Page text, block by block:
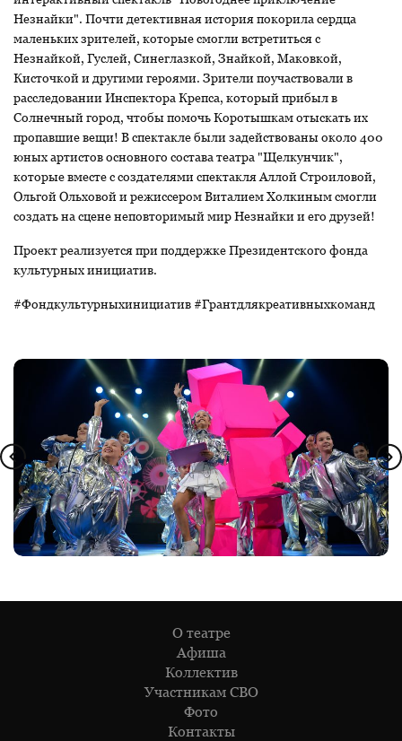
Незнайки". Почти детективная история покорила сердца
маленьких зрителей, которые смогли встретиться с
Незнайкой, Гуслей, Синеглазкой, Знайкой, Маковкой,
Кисточкой и другими героями. Зрители поучаствовали в
расследовании Инспектора Крепса, который прибыл в
Солнечный город, чтобы помочь Коротышкам отыскать их
пропавшие вещи! В спектакле были задействованы около 400
юных артистов основного состава театра "Щелкунчик",
которые вместе с создателями спектакля Аллой Строиловой,
Ольгой Ольховой и режиссером Виталием Холкиным смогли
создать на сцене неповторимый мир Незнайки и его друзей!
Проект реализуется при поддержке Президентского фонда
культурных инициатив.
#Фондкультурныхинициатив #Грантдлякреативныхкоманд
О театре
Афиша
Коллектив
Участникам СВО
Фото
Контакты